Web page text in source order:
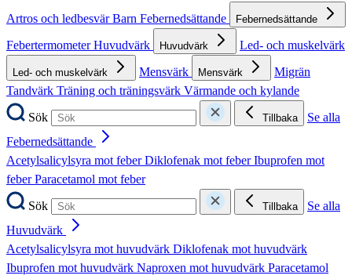
Artros och ledbesvärBarn Febernedsättande Febernedsättande
FebertermometerHuvudvärk Huvudvärk Led- och muskelvärk
Led- och muskelvärk Mensvärk Mensvärk
Migrän
Tandvärk Träning och träningsvärk Värmande och kylande
Sök
Tillbaka
Se alla
Febernedsättande
Acetylsalicylsyra mot feberDiklofenak mot feberIbuprofen mot
feberParacetamol mot feber
Sök
Tillbaka
Se alla
Huvudvärk
Acetylsalicylsyra mot huvudvärk Diklofenak mot huvudvärk
Ibuprofen mot huvudvärk Naproxen mot huvudvärk Paracetamol